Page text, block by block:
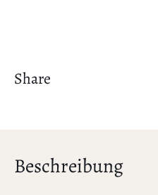
Share
Beschreibung